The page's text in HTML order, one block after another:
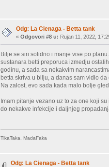
Odg: La Cienaga - Betta tank
«Odgovori #8 u: Rujan 11, 2022,
Bilje se siri solidno i manje vise po
sustanara betti preporuca izmedju
godinu, a sada sa nekakvim
betta skriva u bilju, a danas sam vidio
Na zalost, evo sada kada malo bolje
Imam pitanje vezano uz to za one koji
do nekakve infekcije i daljnjeg
TikaTaka, MadaFaka
Odg: La Cienaga - Betta tank